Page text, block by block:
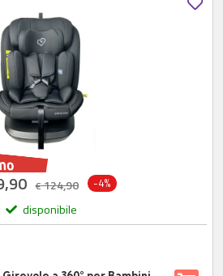
€124,90 -4%
disponibile